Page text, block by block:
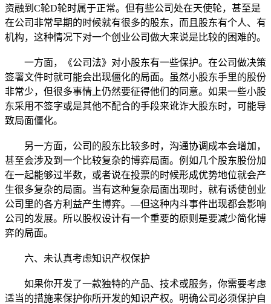
资融到C轮D轮时属于正常。但有些公司处在天使轮，甚至是
在公司非常早期的时候就有很多的股东，而且股东有个人、有
机构，这种情况下对一个创业公司做大来说是比较的困难的。
一方面，《公司法》对小股东有一些保护。在公司做决策
签署文件时就可能会出现僵化的局面。虽然小股东手里的股份
非常少，但很多事情上仍然要征得他们的同意。如果一些小股
东采用不签字或是其他不配合的手段来讹诈大股东时，可能导
致局面僵化。
另一方面，公司的股东比较多时，沟通协调成本会增加，
甚至会涉及到一个比较复杂的博弈局面。例如几个股东股份加
在一起能够过半数，或者说在投票的时候形成优势地位就会产
生很多复杂的局面。当有这种复杂局面出现时，就有诱使创业
公司里的各方利益产生博弈。—但这种内斗事件出现都会影响
公司的发展。所以股权设计有一个重要的原则是要减少简化博
弈的局面。
六、未认真考虑知识产权保护
如果你开发了一款独特的产品、技术或服务，你需要考虑
适当的措施来保护你所开发的知识产权。明确公司必须保护自